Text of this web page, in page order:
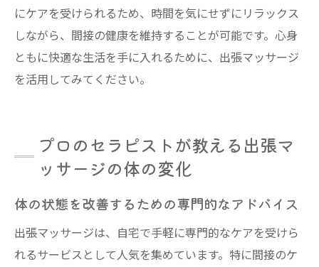
にケアを受けられるため、時間を気にせずにリラックス
しながら、間接の健康を維持することが可能です。心身
ともに快適な生活を手に入れるために、出張マッサージ
を活用してみてください。
プロのセラピストが教える出張マ
ッサージの体の変化
体の状態を改善するための専門的なアドバイス
出張マッサージは、自宅で手軽に専門的なケアを受けら
れるサービスとして人気を集めています。特に間接のケ